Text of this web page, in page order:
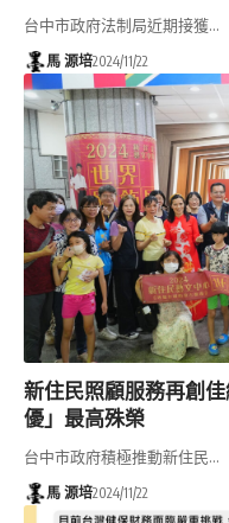
台中市政府法制局近期接獲…
馬 源培2024/11/22
新住民照顧服務再創
優」最高殊榮
台中市政府積極推動新住民…
馬 源培2024/11/22